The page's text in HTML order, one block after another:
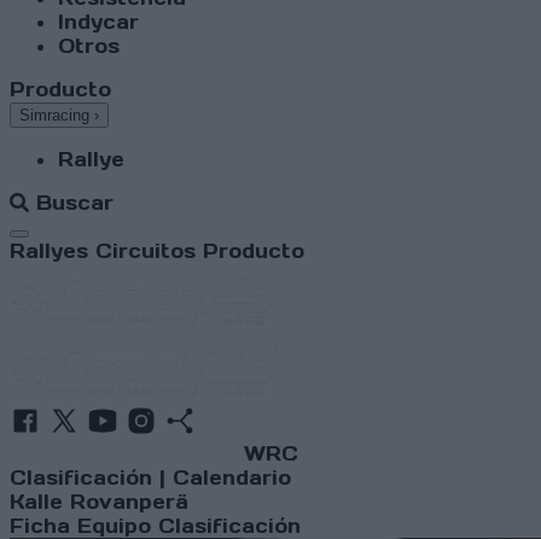
Indycar
Otros
Producto
Simracing ›
Rallye
Buscar
Abrir menú
Rallyes Circuitos Producto
WRC
Clasificación | Calendario
Kalle Rovanperä
Ficha Equipo Clasificación